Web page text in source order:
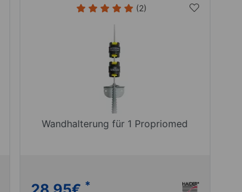
(2)
Wandhalterung für 1 Propriomed
*